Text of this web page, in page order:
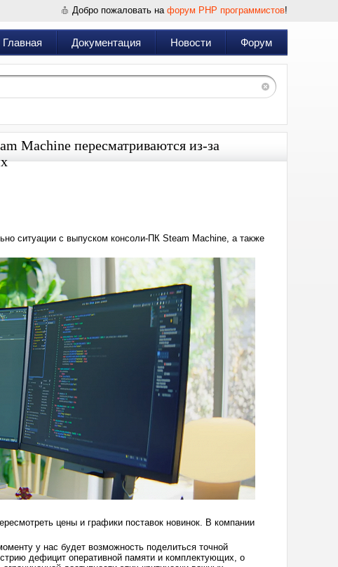
Добро пожаловать на форум PHP программистов!
Главная Документация Новости Форум
Machine пересматриваются из-за
ситуации с выпуском консоли-ПК Steam Machine, а также
цены и графики поставок новинок. В компании
у нас будет возможность поделиться точной
дефицит оперативной памяти и комплектующих, о